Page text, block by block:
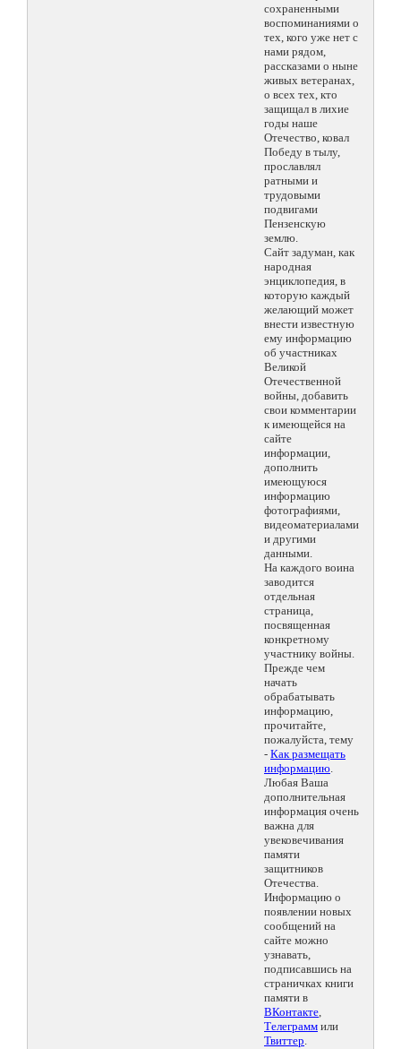
сохраненными
воспоминаниями о
тех, кого уже нет с
нами рядом,
рассказами о ныне
живых ветеранах,
о всех тех, кто
защищал в лихие
годы наше
Отечество, ковал
Победу в тылу,
прославлял
ратными и
трудовыми
подвигами
Пензенскую
землю.
Сайт задуман, как
народная
энциклопедия, в
которую каждый
желающий может
внести известную
ему информацию
об участниках
Великой
Отечественной
войны, добавить
свои комментарии
к имеющейся на
сайте
информации,
дополнить
имеющуюся
информацию
фотографиями,
видеоматериалами
и другими
данными.
На каждого воина
заводится
отдельная
страница,
посвященная
конкретному
участнику войны.
Прежде чем
начать
обрабатывать
информацию,
прочитайте,
пожалуйста, тему
- Как размещать
информацию.
Любая Ваша
дополнительная
информация очень
важна для
увековечивания
памяти
защитников
Отечества.
Информацию о
появлении новых
сообщений на
сайте можно
узнавать,
подписавшись на
страничках книги
памяти в
ВКонтакте,
Телеграмм или
Твиттер.